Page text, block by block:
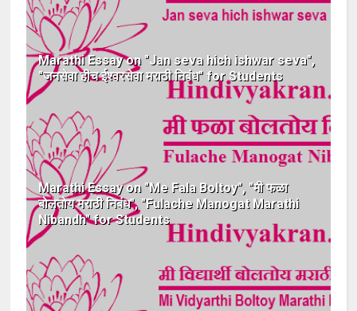
Marathi Essay on "Jan seva hich ishwar seva",
"जनसेवा हीच ईश्वरसेवा मराठी निबंध" for Students
Marathi Essay on "Me Fala Boltoy", "मी फळा
बोलतोय मराठी निबंध", "Fulache Manogat Marathi
Nibandh" for Students